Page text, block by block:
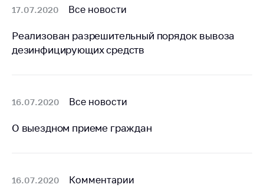
сотрудничество
Применение мер
нетарифного
регулирования
Выставочная
Республике
Беларусь
данных
17.07.2020 Все новости
Реализован разрешительный порядок вывоза
дезинфицирующих средств
16.07.2020 Все новости
О выездном приеме граждан
16.07.2020 Комментарии